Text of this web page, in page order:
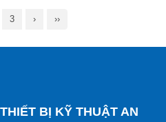
3 › ››
BỊ KỸ THUẬT AN